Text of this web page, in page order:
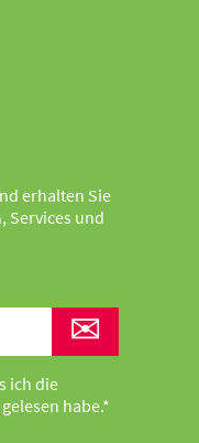
erhalten Sie
Services und
✉
ich die
gelesen habe.*